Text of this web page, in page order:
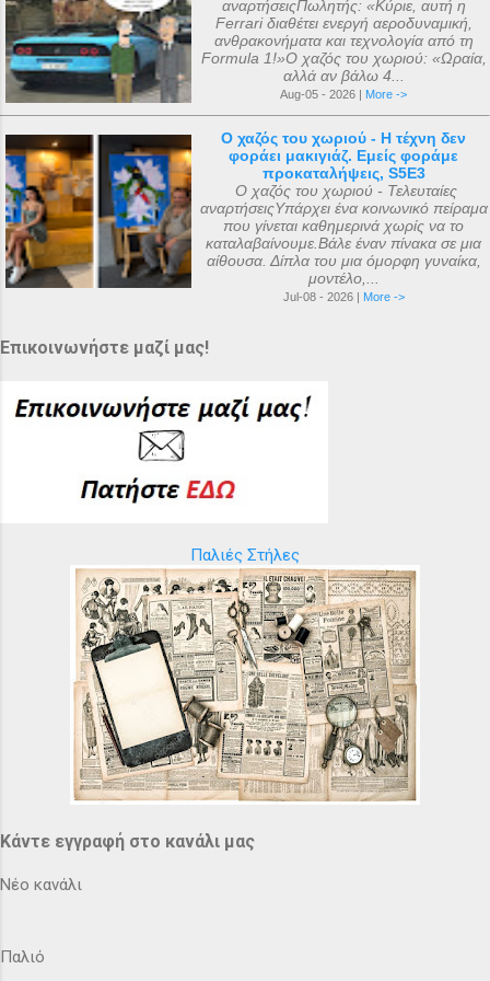
αναρτήσειςΠωλητής: «Κύριε, αυτή η
Ferrari διαθέτει ενεργή αεροδυναμική,
ανθρακονήματα και τεχνολογία από τη
Formula 1!»Ο χαζός του χωριού: «Ωραία,
αλλά αν βάλω 4...
Aug-05 - 2026 | More ->
Ο χαζός του χωριού - Η τέχνη δεν
φοράει μακιγιάζ. Εμείς φοράμε
προκαταλήψεις, S5E3
Ο χαζός του χωριού - Τελευταίες
αναρτήσειςΥπάρχει ένα κοινωνικό πείραμα
που γίνεται καθημερινά χωρίς να το
καταλαβαίνουμε.Βάλε έναν πίνακα σε μια
αίθουσα. Δίπλα του μια όμορφη γυναίκα,
μοντέλο,...
Jul-08 - 2026 | More ->
Επικοινωνήστε μαζί μας!
Παλιές Στήλες
Κάντε εγγραφή στο κανάλι μας
Νέο κανάλι
Παλιό